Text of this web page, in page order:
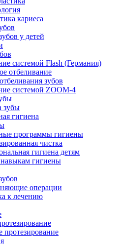
кариеса
у детей
системой Flash (Германия)
отбеливание
зубов
системой ZOOM-4
зубы
гигиена
программы гигиены
чистка
гигиена детям
гигиены
операции
к лечению
протезирование